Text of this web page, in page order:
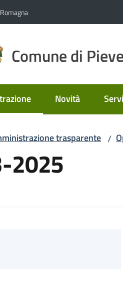
Comune di
Novità
trasparente /
2025